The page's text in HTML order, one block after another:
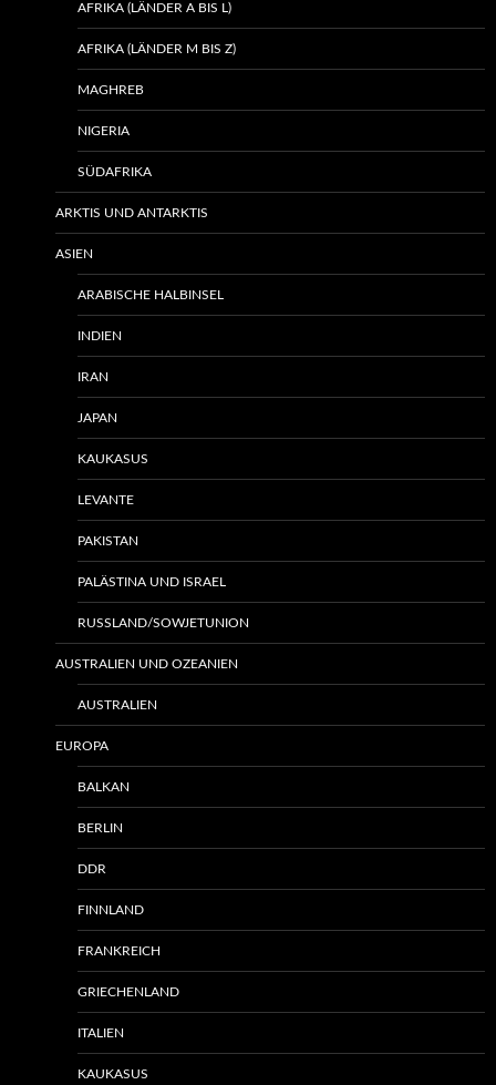
AFRIKA (LÄNDER A BIS L)
AFRIKA (LÄNDER M BIS Z)
MAGHREB
NIGERIA
SÜDAFRIKA
ARKTIS UND ANTARKTIS
ASIEN
ARABISCHE HALBINSEL
INDIEN
IRAN
JAPAN
KAUKASUS
LEVANTE
PAKISTAN
PALÄSTINA UND ISRAEL
RUSSLAND/SOWJETUNION
AUSTRALIEN UND OZEANIEN
AUSTRALIEN
EUROPA
BALKAN
BERLIN
DDR
FINNLAND
FRANKREICH
GRIECHENLAND
ITALIEN
KAUKASUS